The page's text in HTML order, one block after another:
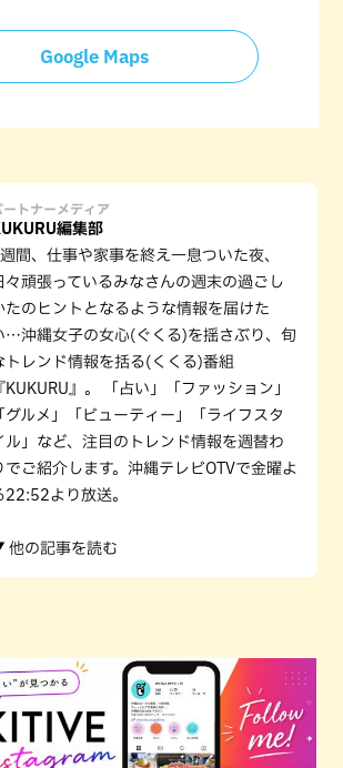
Google Maps
ートナーメディア
編集部
間、仕事や家事を終え一息ついた夜、
々頑張っているみなさんの週末の過ごし
たのヒントとなるような情報を届けた
…沖縄女子の女心(ぐくる)を揺さぶり、旬
トレンド情報を括る(くくる)番組
KUKURU』。 「占い」「ファッション」
グルメ」「ビューティー」「ライフスタ
ル」など、注目のトレンド情報を週替わ
でご紹介します。沖縄テレビOTVで金曜よ
22:52より放送。
他の記事を読む